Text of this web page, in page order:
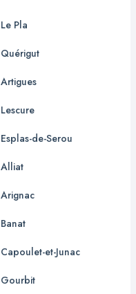
Le Pla
Quérigut
Artigues
Lescure
Esplas-de-Serou
Alliat
Arignac
Banat
Capoulet-et-Junac
Gourbit